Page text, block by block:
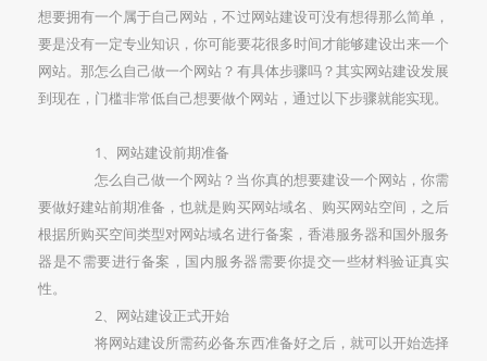
想要拥有一个属于自己网站，不过网站建设可没有想得那么简单，
要是没有一定专业知识，你可能要花很多时间才能够建设出来一个
网站。那怎么自己做一个网站？有具体步骤吗？其实网站建设发展
到现在，门槛非常低自己想要做个网站，通过以下步骤就能实现。
1、网站建设前期准备
怎么自己做一个网站？当你真的想要建设一个网站，你需
要做好建站前期准备，也就是购买网站域名、购买网站空间，之后
根据所购买空间类型对网站域名进行备案，香港服务器和国外服务
器是不需要进行备案，国内服务器需要你提交一些材料验证真实
性。
2、网站建设正式开始
将网站建设所需药必备东西准备好之后，就可以开始选择